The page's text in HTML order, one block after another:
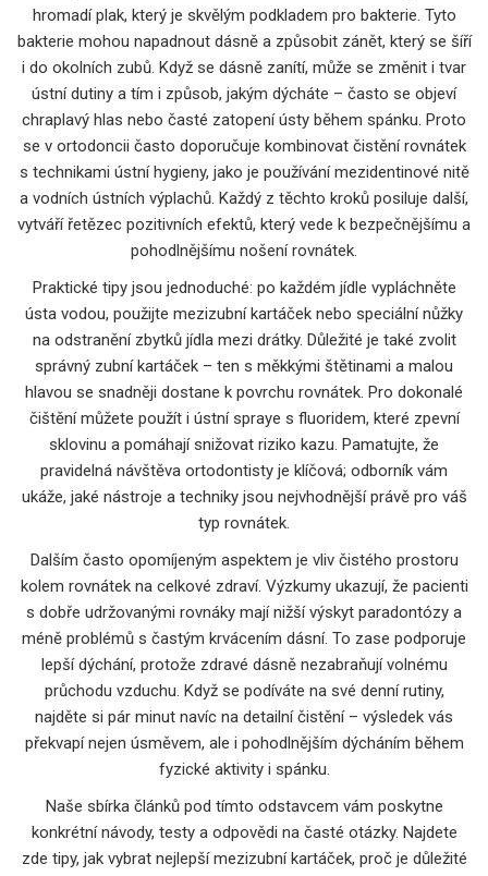
hromadí plak, který je skvělým podkladem pro bakterie. Tyto
bakterie mohou napadnout dásně a způsobit zánět, který se šíří
i do okolních zubů. Když se dásně zanítí, může se změnit i tvar
ústní dutiny a tím i způsob, jakým dýcháte – často se objeví
chraplavý hlas nebo časté zatopení ústy během spánku. Proto
se v ortodoncii často doporučuje kombinovat čistění rovnátek
s technikami ústní hygieny, jako je používání mezidentinové nitě
a vodních ústních výplachů. Každý z těchto kroků posiluje další,
vytváří řetězec pozitivních efektů, který vede k bezpečnějšímu a
pohodlnějšímu nošení rovnátek.
Praktické tipy jsou jednoduché: po každém jídle vypláchněte
ústa vodou, použijte mezizubní kartáček nebo speciální nůžky
na odstranění zbytků jídla mezi drátky. Důležité je také zvolit
správný zubní kartáček – ten s měkkými štětinami a malou
hlavou se snadněji dostane k povrchu rovnátek. Pro dokonalé
čištění můžete použít i ústní spraye s fluoridem, které zpevní
sklovinu a pomáhají snižovat riziko kazu. Pamatujte, že
pravidelná návštěva ortodontisty je klíčová; odborník vám
ukáže, jaké nástroje a techniky jsou nejvhodnější právě pro váš
typ rovnátek.
Dalším často opomíjeným aspektem je vliv čistého prostoru
kolem rovnátek na celkové zdraví. Výzkumy ukazují, že pacienti
s dobře udržovanými rovnáky mají nižší výskyt paradontózy a
méně problémů s častým krvácením dásní. To zase podporuje
lepší dýchání, protože zdravé dásně nezabraňují volnému
průchodu vzduchu. Když se podíváte na své denní rutiny,
najděte si pár minut navíc na detailní čistění – výsledek vás
překvapí nejen úsměvem, ale i pohodlnějším dýcháním během
fyzické aktivity i spánku.
Naše sbírka článků pod tímto odstavcem vám poskytne
konkrétní návody, testy a odpovědi na časté otázky. Najdete
zde tipy, jak vybrat nejlepší mezizubní kartáček, proč je důležité